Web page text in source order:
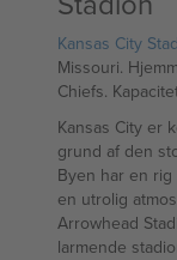
Kansas City
Missouri.
Chiefs.
Kansas City er
grund af den
Byen har en
en utrolig
Arrowhead
larmende